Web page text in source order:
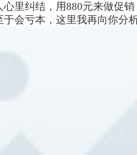
心里纠结，用880元来做促
于会亏本，这里我再向你分